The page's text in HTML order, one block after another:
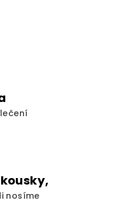
nosíme